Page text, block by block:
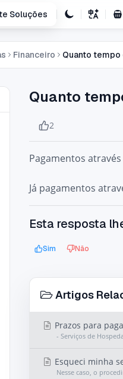
Soluções
Financeiro Quanto
Quanto
2
Pagamentos
Já pagamentos
Esta resposta
Sim Não
Artigos
Prazos para
- Serviços de
Esqueci minha
Nesse caso, o